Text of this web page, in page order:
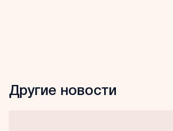
Другие новости